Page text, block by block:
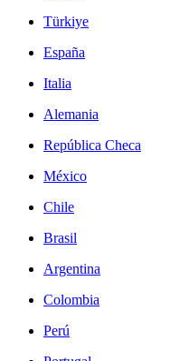
Türkiye
España
Italia
Alemania
República Checa
México
Chile
Brasil
Argentina
Colombia
Perú